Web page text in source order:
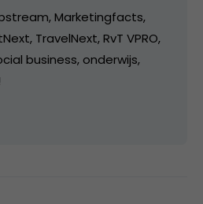
Marketingfacts,
TravelNext, RvT VPRO,
business, onderwijs,